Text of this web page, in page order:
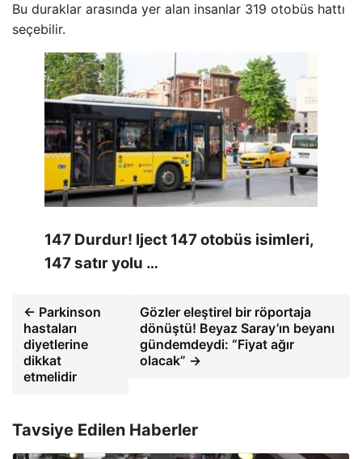
Bu duraklar arasında yer alan insanlar 319 otobüs hattı
seçebilir.
147 Durdur! Iject 147 otobüs isimleri,
147 satır yolu …
← Parkinson
hastaları
diyetlerine
dikkat
etmelidir
Gözler eleştirel bir röportaja
dönüştü! Beyaz Saray’ın beyanı
gündemdeydi: “Fiyat ağır
olacak” →
Tavsiye Edilen Haberler